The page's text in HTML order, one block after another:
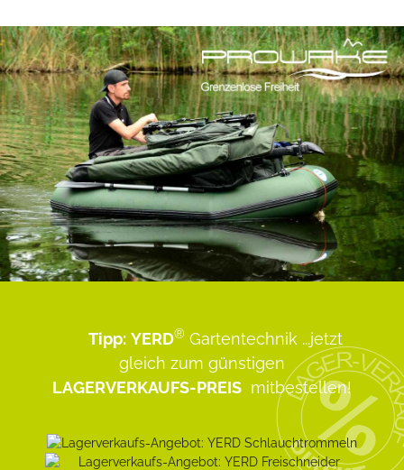
Tipp: YERD® Gartentechnik ...jetzt
gleich zum günstigen
LAGERVERKAUFS-PREIS mitbestellen!